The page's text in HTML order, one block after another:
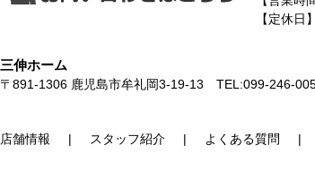
【定休日
三伸ホーム
〒891-1306 鹿児島市牟礼岡3-19-13 TEL:099-246-
店舗情報 スタッフ紹介 よくある質問